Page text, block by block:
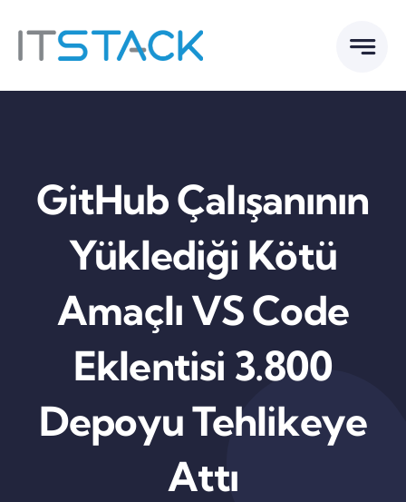
content
GitHub Çalışanının
Yüklediği Kötü
Amaçlı VS Code
Eklentisi 3.800
Depoyu Tehlikeye
Attı